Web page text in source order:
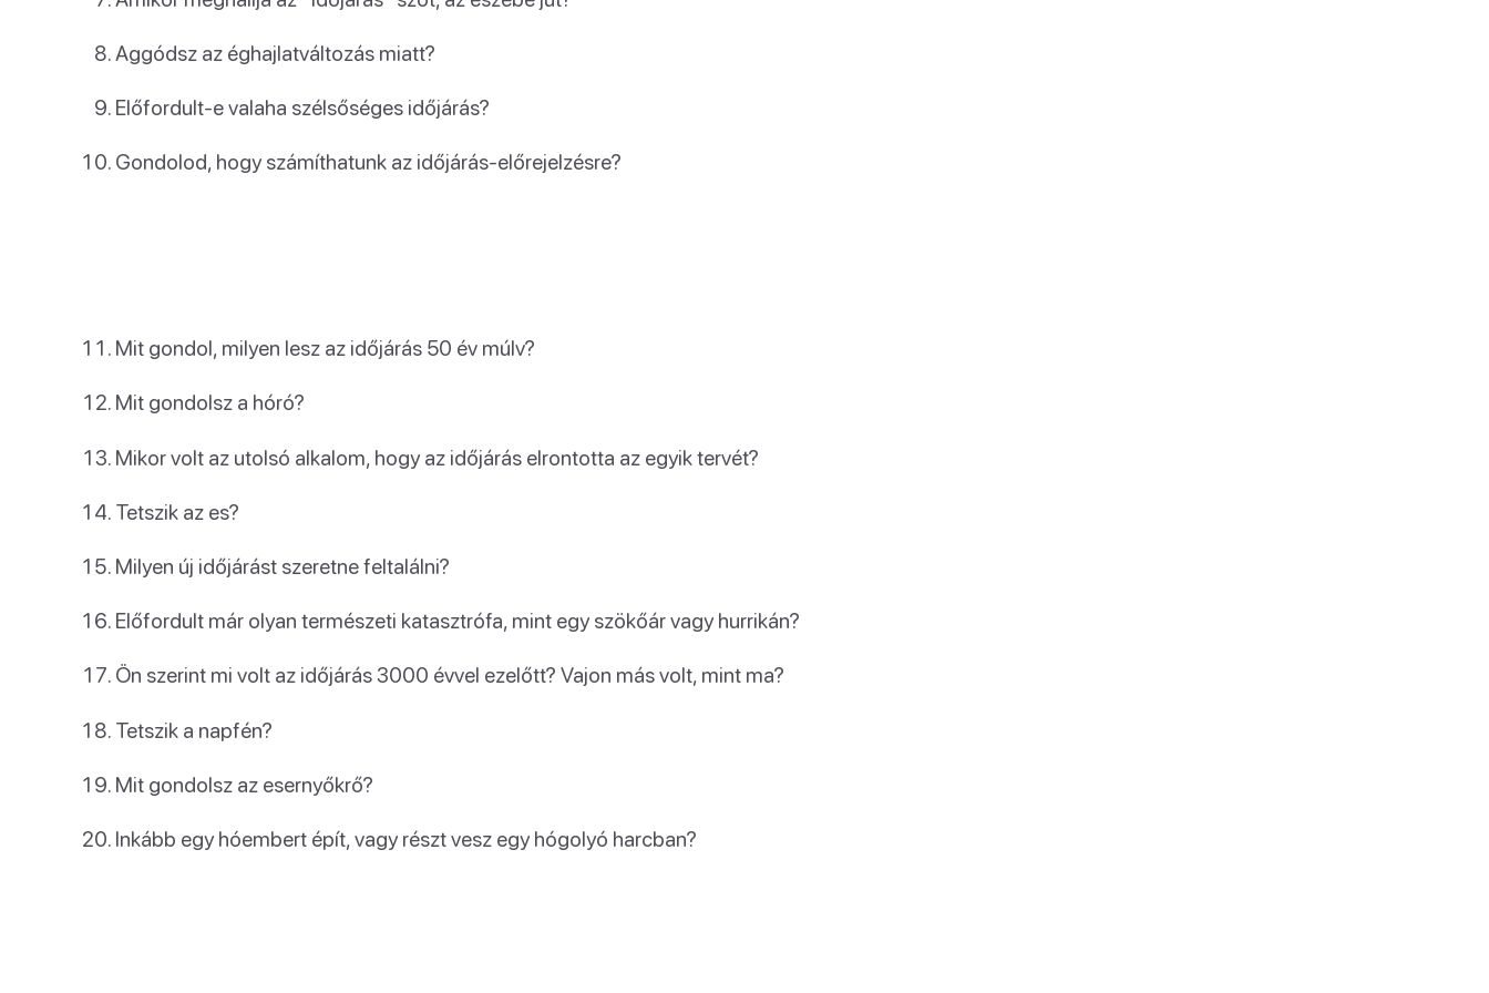
Aggódsz az éghajlatváltozás miatt?
Előfordult-e valaha szélsőséges időjárás?
Gondolod, hogy számíthatunk az időjárás-előrejelzésre?
Mit gondol, milyen lesz az időjárás 50 év múlv?
Mit gondolsz a hóró?
Mikor volt az utolsó alkalom, hogy az időjárás elrontotta az egyik tervét?
Tetszik az es?
Milyen új időjárást szeretne feltalálni?
Előfordult már olyan természeti katasztrófa, mint egy szökőár vagy hurrikán?
Ön szerint mi volt az időjárás 3000 évvel ezelőtt? Vajon más volt, mint ma?
Tetszik a napfén?
Mit gondolsz az esernyőkrő?
Inkább egy hóembert épít, vagy részt vesz egy hógolyó harcban?